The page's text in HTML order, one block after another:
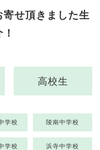
せ頂きました生
高校生
学校 陵南中学校
学校 浜寺中学校